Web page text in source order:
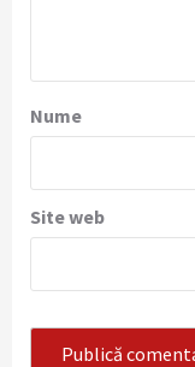
Nume
Site web